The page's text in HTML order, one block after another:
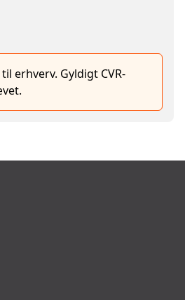
erhverv. Gyldigt CVR-